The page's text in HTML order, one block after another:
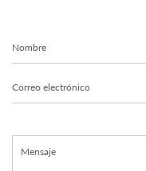
electrónico